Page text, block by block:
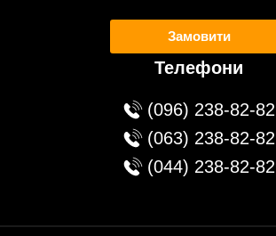
Замовити
Телефони
(096) 238-82-82
(063) 238-82-82
(044) 238-82-82